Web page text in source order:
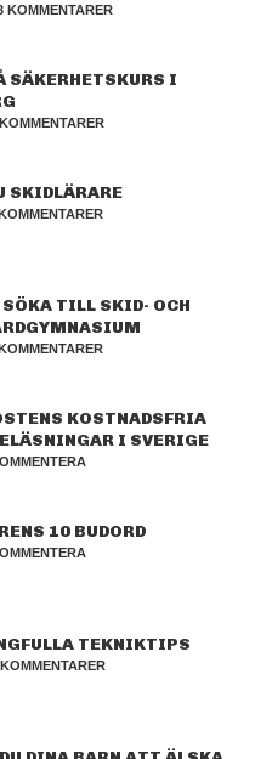
KOMMENTARER
SÄKERHETSKURS I
SKIDLÄRARE
TILL SKID- OCH
KOSTNADSFRIA
I SVERIGE
10 BUDORD
TEKNIKTIPS